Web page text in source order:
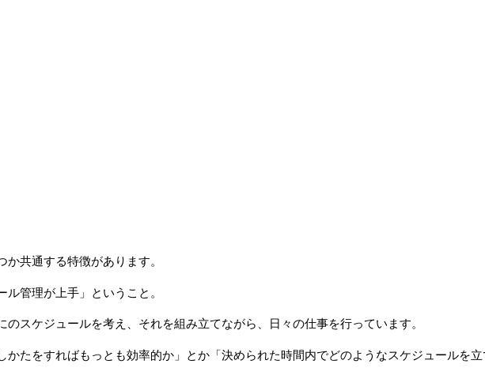
か共通する特徴があります。
管理が上手」ということ。
スケジュールを考え、それを組み立てながら、日々の仕事を行っています。
かたをすればもっとも効率的か」とか「決められた時間内でどのようなスケジュールを